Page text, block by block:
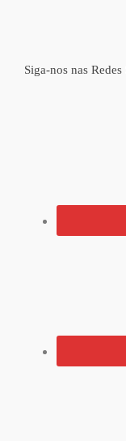
Siga-nos nas Redes